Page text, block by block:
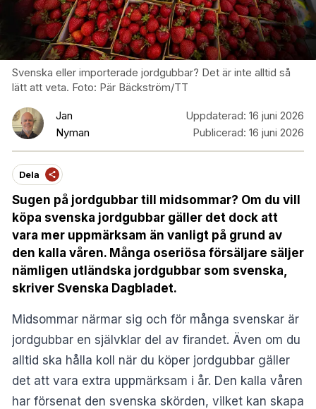
Svenska eller importerade jordgubbar? Det är inte alltid så
lätt att veta. Foto: Pär Bäckström/TT
Jan
Nyman
Uppdaterad: 16 juni 2026
Publicerad: 16 juni 2026
Dela
Sugen på jordgubbar till midsommar? Om du vill
köpa svenska jordgubbar gäller det dock att
vara mer uppmärksam än vanligt på grund av
den kalla våren. Många oseriösa försäljare säljer
nämligen utländska jordgubbar som svenska,
skriver Svenska Dagbladet.
Midsommar närmar sig och för många svenskar är
jordgubbar en självklar del av firandet. Även om du
alltid ska hålla koll när du köper jordgubbar gäller
det att vara extra uppmärksam i år. Den kalla våren
har försenat den svenska skörden, vilket kan skapa